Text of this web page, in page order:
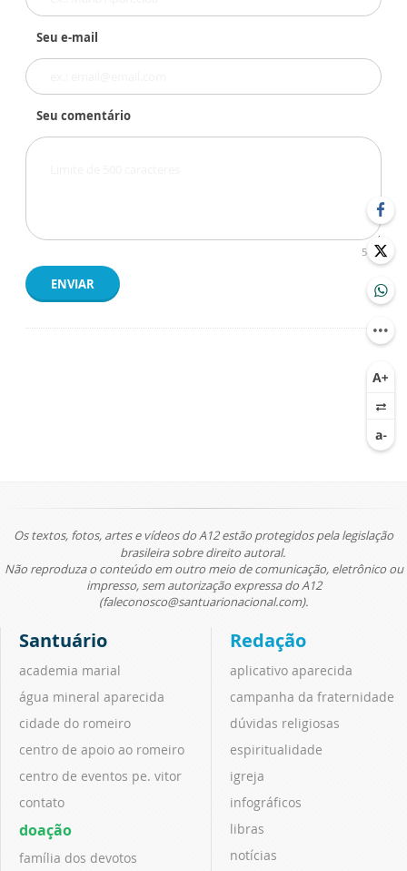
Seu e-mail
Seu comentário
500
ENVIAR
Os textos, fotos, artes e vídeos do A12 estão protegidos pela legislação
brasileira sobre direito autoral.
Não reproduza o conteúdo em outro meio de comunicação, eletrônico ou
impresso, sem autorização expressa do A12
(faleconosco@santuarionacional.com).
Santuário
academia marial
água mineral aparecida
cidade do romeiro
centro de apoio ao romeiro
centro de eventos pe. vitor
contato
doação
família dos devotos
Redação
aplicativo aparecida
campanha da fraternidade
dúvidas religiosas
espiritualidade
igreja
infográficos
libras
notícias